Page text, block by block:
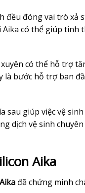
đều đóng vai trò xả
Aika có thể giúp tinh
có thể hỗ trợ
là bước hỗ trợ ban
sau giúp việc vệ
dịch vệ sinh
Aika
Aika đã chứng minh